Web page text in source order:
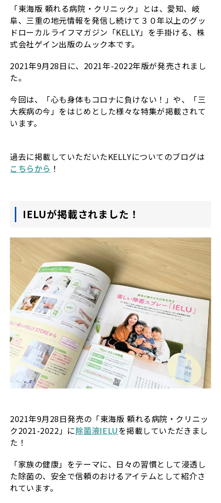
「東海版 頼れる病院・クリニック」とは、愛知、岐
阜、三重の地元情報を発信し続けて３０年以上のグッ
ドローカルライフマガジン「KELLY」を手掛ける、株
式会社ゲイン出版のムック本です。
2021年9月28日に、2021年-2022年版が発売されまし
た。
今回は、「心も身体もコロナに負けない！」や、「三
大疾病の今」をはじめとした様々な特集が掲載されて
います。
過去に掲載していただいたKELLYについてのブログは
こちらから ！
IELUが掲載されました！
2021年9月28日発売の「東海版 頼れる病院・クリニッ
ク2021-2022」に除菌液IELUを掲載していただきまし
た！
「家族の健康」をテーマに、日々の習慣として浸透し
た除菌の、安全で信頼のおけるアイテムとして紹介さ
れています。